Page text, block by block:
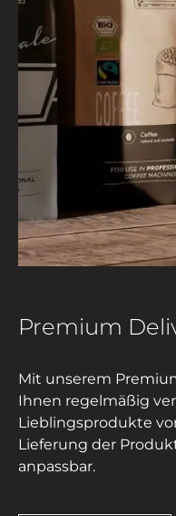
Premium
Mit unserem
Ihnen regelmäßig
Lieblingsprodukte
Lieferung der
anpassbar.